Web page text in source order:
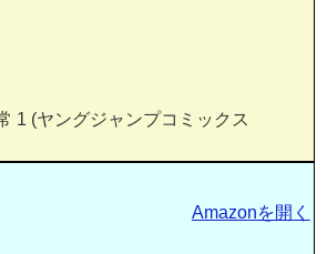
1 (ヤングジャンプコミックス
Amazonを開く